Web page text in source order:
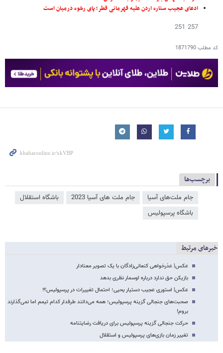
ادعای عجیب ستاره اردن علیه قهرمانی قطر؛ پای رشوه درمیان است
257 251
کد مطلب1871790
برچسب‌ها
جام ملت‌‌های آسیا جام ملت های آسیا 2023
باشگاه استقلال
باشگاه پرسپولیس
خبرهای مرتبط
عکس| عذرخواهی کنعانی‌زادگان با یک تصویر معنادار
بازیکن حق ندارد درباره اوسمار نظری بدهد
عکس‌| استوری عجیب دستیار یحیی؛ احتمال تغییرات در پرسپولیس؟!
صحبت‌های جنجالی گزینه پرسپولیس؛ همه می‌دانند طرفدار کدام تیمم اما نمی‌گذارند
بروم!
حرکت جنجالی گزینه پرسپولیس برای دریافت رضایتنامه‌
تغییر زمان بازی‌های پرسپولیس و استقلال